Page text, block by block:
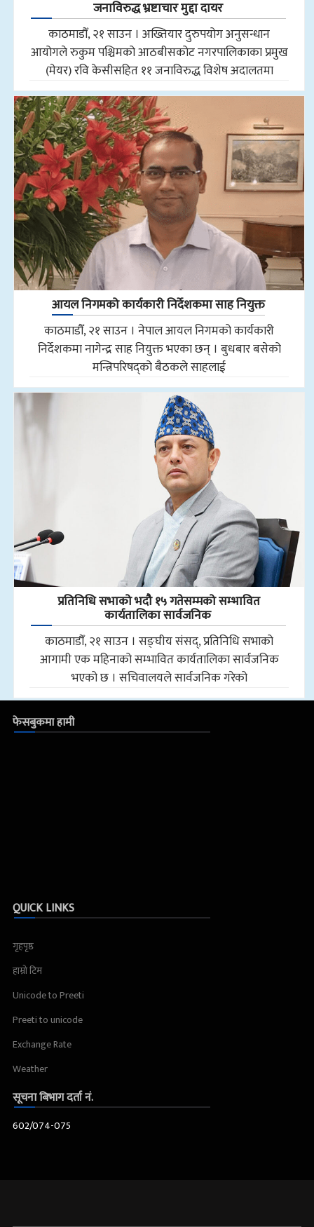
जनाविरुद्ध भ्रष्टाचार मुद्दा दायर
काठमाडौँ, २१ साउन । अख्तियार दुरुपयोग अनुसन्धान
आयोगले रुकुम पश्चिमको आठबीसकोट नगरपालिकाका प्रमुख
(मेयर) रवि केसीसहित ११ जनाविरुद्ध विशेष अदालतमा
आयल निगमको कार्यकारी निर्देशकमा साह नियुक्त
काठमाडौँ, २१ साउन । नेपाल आयल निगमको कार्यकारी
निर्देशकमा नागेन्द्र साह नियुक्त भएका छन् । बुधबार बसेको
मन्त्रिपरिषद्को बैठकले साहलाई
प्रतिनिधि सभाको भदौ १५ गतेसम्मको सम्भावित
कार्यतालिका सार्वजनिक
काठमाडौँ, २१ साउन । सङ्घीय संसद्, प्रतिनिधि सभाको
आगामी एक महिनाको सम्भावित कार्यतालिका सार्वजनिक
भएको छ । सचिवालयले सार्वजनिक गरेको
फेसबुकमा हामी
QUICK LINKS
गृहपृष्ठ
हाम्रो टिम
Unicode to Preeti
Preeti to unicode
Exchange Rate
Weather
सूचना बिभाग दर्ता नं.
602/074-075